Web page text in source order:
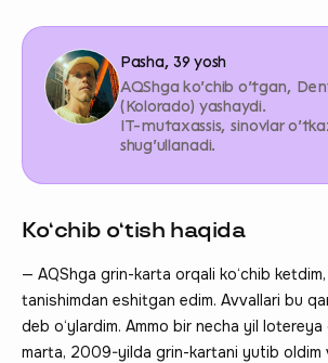
Pasha, 39 yosh
AQShga ko‘chib o‘tgan,
(Kolorado) yashaydi.
IT-mutaxassis, sinovlar
shug‘ullanadi.
Ko‘chib o‘tish haqida
— AQShga grin-karta orqali ko‘chib
tanishimdan eshitgan edim. Avvallari bu
deb o‘ylardim. Ammo bir necha yil lotereya
marta, 2009-yilda grin-kartani yutib oldim